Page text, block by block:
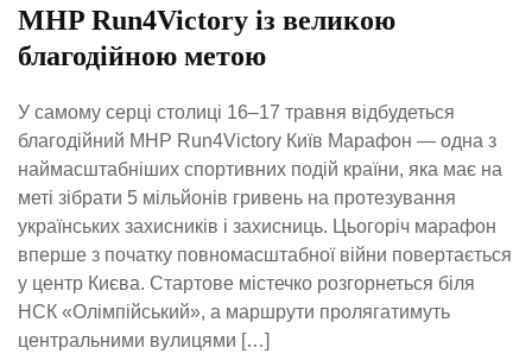
MHP Run4Victory із великою
благодійною метою
У самому серці столиці 16–17 травня відбудеться
благодійний MHP Run4Victory Київ Марафон — одна з
наймасштабніших спортивних подій країни, яка має на
меті зібрати 5 мільйонів гривень на протезування
українських захисників і захисниць. Цьогоріч марафон
вперше з початку повномасштабної війни повертається
у центр Києва. Стартове містечко розгорнеться біля
НСК «Олімпійський», а маршрути пролягатимуть
центральними вулицями […]